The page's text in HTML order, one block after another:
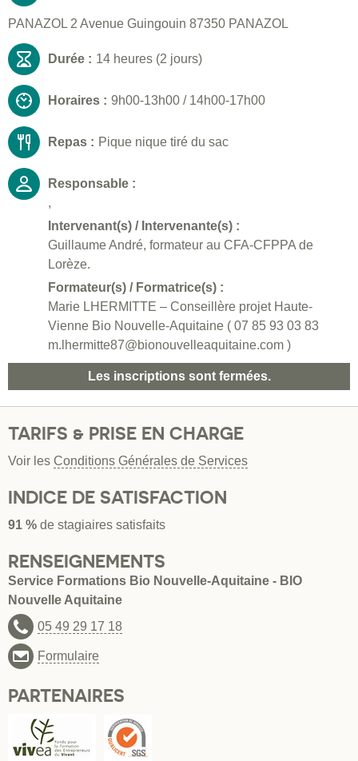
PANAZOL 2 Avenue Guingouin 87350 PANAZOL
Durée : 14 heures (2 jours)
Horaires : 9h00-13h00 / 14h00-17h00
Repas : Pique nique tiré du sac
Responsable :
,
Intervenant(s) / Intervenante(s) :
Guillaume André, formateur au CFA-CFPPA de
Lorèze.
Formateur(s) / Formatrice(s) :
Marie LHERMITTE – Conseillère projet Haute-
Vienne Bio Nouvelle-Aquitaine ( 07 85 93 03 83
m.lhermitte87@bionouvelleaquitaine.com )
Les inscriptions sont fermées.
TARIFS & PRISE EN CHARGE
Voir les Conditions Générales de Services
INDICE DE SATISFACTION
91 % de stagiaires satisfaits
RENSEIGNEMENTS
Service Formations Bio Nouvelle-Aquitaine - BIO
Nouvelle Aquitaine
05 49 29 17 18
Formulaire
PARTENAIRES